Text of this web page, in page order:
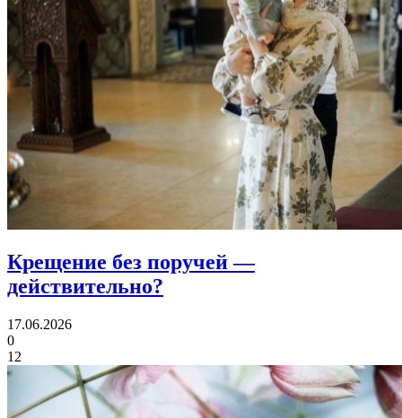
Крещение без поручей—
действительно?
17.06.2026
0
12